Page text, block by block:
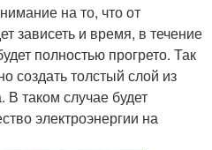
на то, что от
зависеть и время, в течение
полностью прогрето. Так
создать толстый слой из
В таком случае будет
электроэнергии на